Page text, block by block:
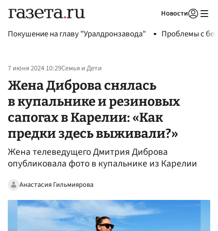
Новости
Покушение на главу "Уралдронзавода" Проблемы с
7 июня 2024 10:29Семья и Дети
Жена Диброва снялась
в купальнике и резиновых
сапогах в Карелии: «Как
предки здесь выживали?»
Жена телеведущего Дмитрия Диброва
опубликовала фото в купальнике из Карелии
Анастасия Гильмиярова